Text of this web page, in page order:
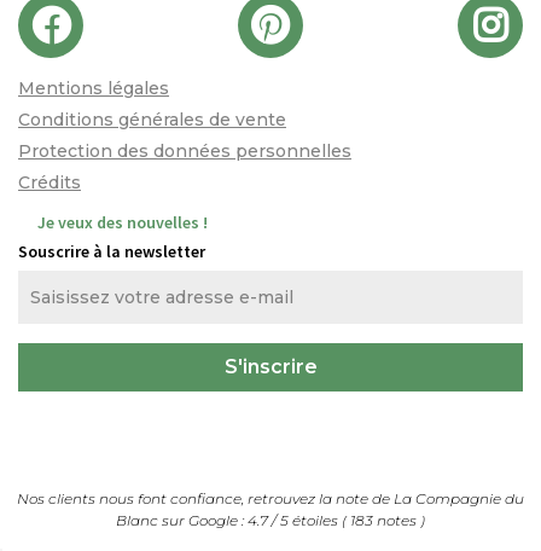
Mentions légales
Conditions générales de vente
Protection des données personnelles
Crédits
Je veux des nouvelles !
Souscrire à la newsletter
Nos clients nous font confiance, retrouvez la note de La Compagnie du
Blanc sur Google : 4.7/5 étoiles ( 183 notes )